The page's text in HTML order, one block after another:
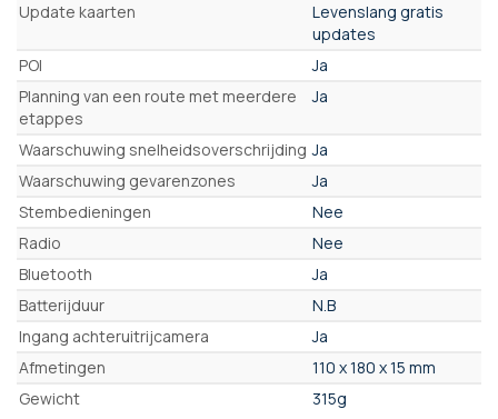
Update kaarten
Levenslang gratis
updates
POI
Ja
Planning van een route met meerdere
etappes
Ja
Waarschuwing snelheidsoverschrijding Ja
Waarschuwing gevarenzones
Ja
Stembedieningen
Nee
Radio
Nee
Bluetooth
Ja
Batterijduur
N.B
Ingang achteruitrijcamera
Ja
Afmetingen
110 x 180 x 15 mm
Gewicht
315g